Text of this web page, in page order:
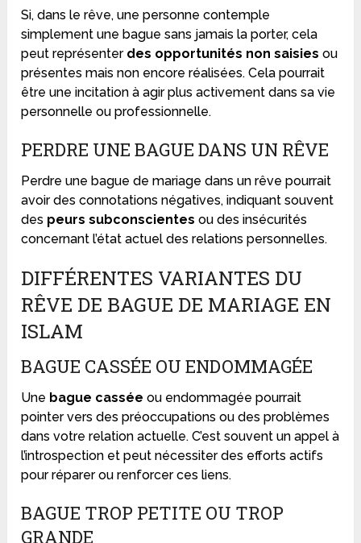
Si, dans le rêve, une personne contemple
simplement une bague sans jamais la porter, cela
peut représenter des opportunités non saisies ou
présentes mais non encore réalisées. Cela pourrait
être une incitation à agir plus activement dans sa vie
personnelle ou professionnelle.
PERDRE UNE BAGUE DANS UN RÊVE
Perdre une bague de mariage dans un rêve pourrait
avoir des connotations négatives, indiquant souvent
des peurs subconscientes ou des insécurités
concernant l’état actuel des relations personnelles.
DIFFÉRENTES VARIANTES DU
RÊVE DE BAGUE DE MARIAGE EN
ISLAM
BAGUE CASSÉE OU ENDOMMAGÉE
Une bague cassée ou endommagée pourrait
pointer vers des préoccupations ou des problèmes
dans votre relation actuelle. C’est souvent un appel à
l’introspection et peut nécessiter des efforts actifs
pour réparer ou renforcer ces liens.
BAGUE TROP PETITE OU TROP
GRANDE